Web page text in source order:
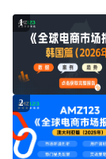
1
2